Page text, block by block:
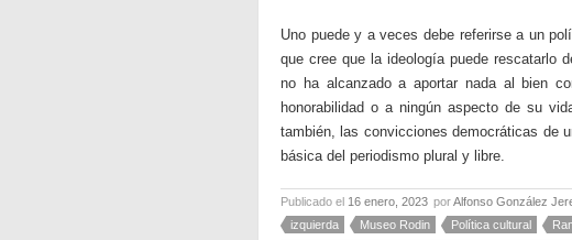
Uno puede y a veces debe referirse a un
que cree que la ideología puede rescatarlo
no ha alcanzado a aportar nada al bien
honorabilidad o a ningún aspecto de su
también, las convicciones democráticas de
básica del periodismo plural y libre.
Publicado el 16 enero, 2023 porAlfonso González
izquierda
Museo Rodin Política cultural